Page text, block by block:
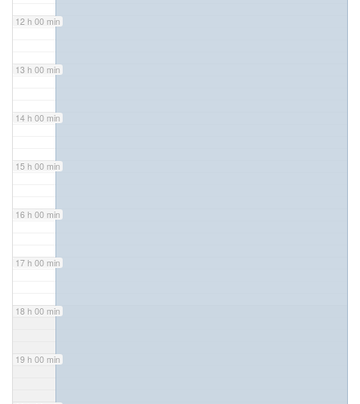
12 h 00 min
13 h 00 min
14 h 00 min
15 h 00 min
16 h 00 min
17 h 00 min
18 h 00 min
19 h 00 min